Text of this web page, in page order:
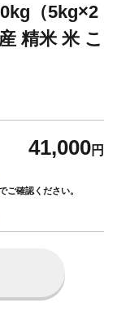
（5kg×2
精米 米 こ
41,000円
ご確認ください。